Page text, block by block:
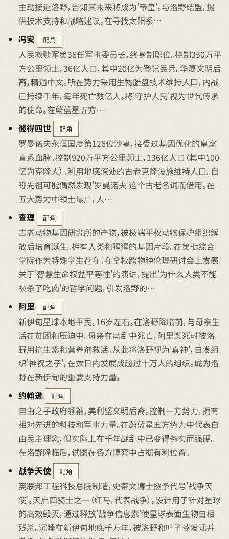
主动接近洛野，告知其未来将成为'帝皇'。与洛野结盟，提
供技术支持和战略建议。在寻找太阳系…
冯安
配角
人民救赎军第36任军事委员长，终身制职位。控制350万平
方公里领土，36亿人口，其中20亿为登记民兵。华夏文明后
裔，精通中文。所在势力采用生物胎盘技术维持人口，内战
已持续千年，每年死亡数亿人。将'守护人民'视为世代传承
的使命。在蔚蓝星五方…
彼得四世
配角
罗曼诺夫永恒国度第126位沙皇，接受过基因优化的皇室
直系血脉。控制920万平方公里领土，136亿人口（其中100
亿为克隆人）。利用地底深处的古老克隆设施维持人口。自
称先祖可能偶然发现'罗曼诺夫'这个古老名词而借用。在
五大势力中领土最广，人…
查理
配角
古老动物基因研究所的产物，被极端平权动物保护组织解
放后培育诞生。拥有人类和猩猩的基因片段。在第七综合
学院作为特殊学生存在。在全校跨物种伦理研讨会上发表
关于'智慧生命权益平等性'的演讲，提出'为什么人类不能
被杀了吃肉'的哲学问题，引发洛野的…
阿里
配角
新伊甸星球本地平民，16岁左右。在洛野降临前，与母亲生
活在贫困和压迫中。母亲在动乱中死亡，阿里濒死时被洛
野用抗生素和营养剂救活。从此将洛野视为'真神'，自发组
织'神祝之子'，在数日内发展成超过十万人的组织。成为洛
野在新伊甸的重要支持力量。
约翰逊
配角
自由之子政府领袖，美利坚文明后裔。控制一方势力，拥有
相对先进的科技和军事力量。在蔚蓝星五方势力中代表自
由民主理念，但实际上在千年战乱中已变得务实而强硬。
在洛野降临后，试图在各方博弈中占据有利位置。
战争天使
配角
英联邦工程科技总院制造，史蒂文博士授予代号'战争天
使'。天启四骑士之一（红马，代表战争）。设计用于针对星球
的高效毁灭，通过释放'战争信息素'使星球表面生物自相
残杀。沉睡在新伊甸地底千万年，被洛野和叶子苓发现并